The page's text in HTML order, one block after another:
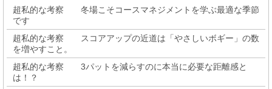
超私的な考察 冬場こそコースマネジメントを学ぶ最適な季節
です
超私的な考察 スコアアップの近道は「やさしいボギー」の数
を増やすこと。
超私的な考察 3パットを減らすのに本当に必要な距離感と
は！？